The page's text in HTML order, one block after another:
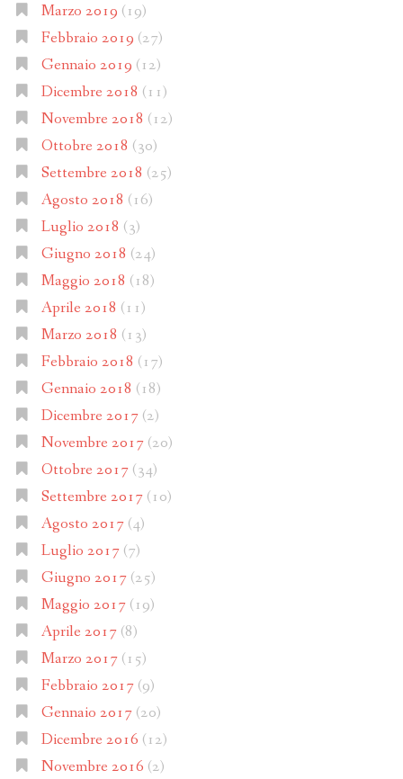
Marzo 2019 (19)
Febbraio 2019 (27)
Gennaio 2019 (12)
Dicembre 2018 (11)
Novembre 2018 (12)
Ottobre 2018 (30)
Settembre 2018 (25)
Agosto 2018 (16)
Luglio 2018 (3)
Giugno 2018 (24)
Maggio 2018 (18)
Aprile 2018 (11)
Marzo 2018 (13)
Febbraio 2018 (17)
Gennaio 2018 (18)
Dicembre 2017(2)
Novembre 2017(20)
Ottobre 2017(34)
Settembre 2017(10)
Agosto 2017(4)
Luglio 2017(7)
Giugno 2017(25)
Maggio 2017(19)
Aprile 2017(8)
Marzo 2017(15)
Febbraio 2017(9)
Gennaio 2017(20)
Dicembre 2016 (12)
Novembre 2016 (2)